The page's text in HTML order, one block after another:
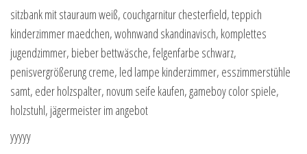
sitzbank mit stauraum weiß, couchgarnitur chesterfield, teppich
kinderzimmer maedchen, wohnwand skandinavisch, komplettes
jugendzimmer, bieber bettwäsche, felgenfarbe schwarz,
penisvergrößerung creme, led lampe kinderzimmer, esszimmerstühle
samt, eder holzspalter, novum seife kaufen, gameboy color spiele,
holzstuhl, jägermeister im angebot
yyyyy